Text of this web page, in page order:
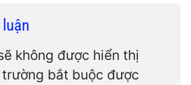
không được hiển thị
trường bắt buộc được